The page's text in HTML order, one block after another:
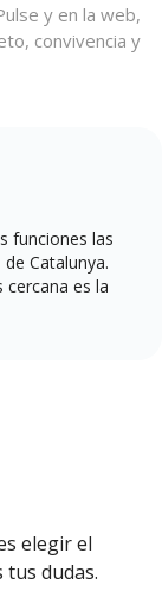
y en la web,
convivencia y
funciones las
Catalunya.
cercana es la
elegir el
dudas.